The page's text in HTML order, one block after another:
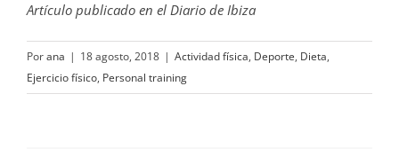
Artículo publicado en el Diario de Ibiza
Porana | 18 agosto, 2018 | Actividad física, Deporte, Dieta,
Ejercicio físico, Personal training